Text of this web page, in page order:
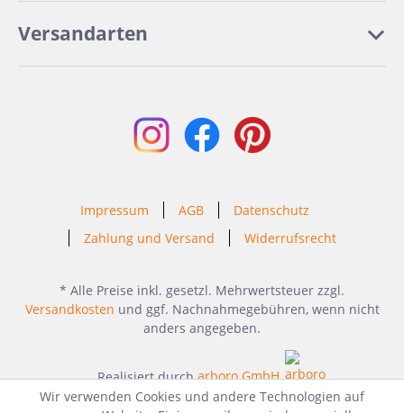
Versandarten
Impressum AGB
Datenschutz
Zahlung und Versand
Widerrufsrecht
* Alle Preise inkl. gesetzl. Mehrwertsteuer zzgl.
Versandkosten und ggf. Nachnahmegebühren, wenn nicht
anders angegeben.
Realisiert durcharboro GmbH
Wir verwenden Cookies und andere Technologien auf